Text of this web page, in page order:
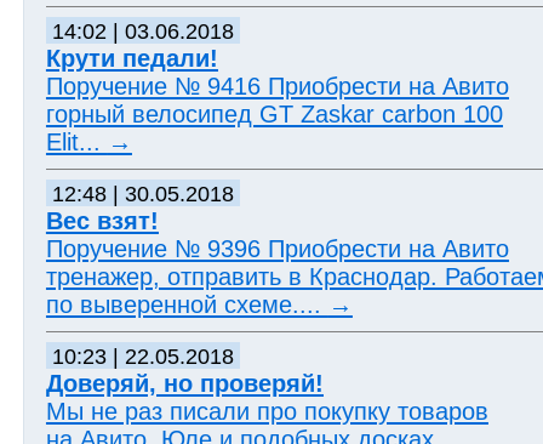
14:02 | 03.06.2018
Крути педали!
Поручение № 9416 Приобрести на Авито
горный велосипед GT Zaskar carbon 100
Elit... →
12:48 | 30.05.2018
Вес взят!
Поручение № 9396 Приобрести на Авито
тренажер, отправить в Краснодар.
по выверенной схеме.... →
10:23 | 22.05.2018
Доверяй, но проверяй!
Мы не раз писали про покупку товаров